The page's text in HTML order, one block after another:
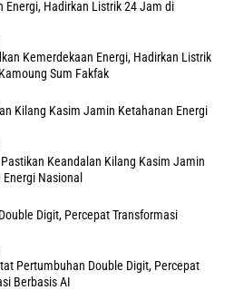
Kemerdekaan Energi, Hadirkan Listrik
Sum Fakfak
Keandalan Kilang Kasim Jamin
Energi Nasional
Pertumbuhan Double Digit, Percepat
Berbasis AI